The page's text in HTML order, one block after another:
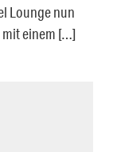
Lounge nun
mit einem […]